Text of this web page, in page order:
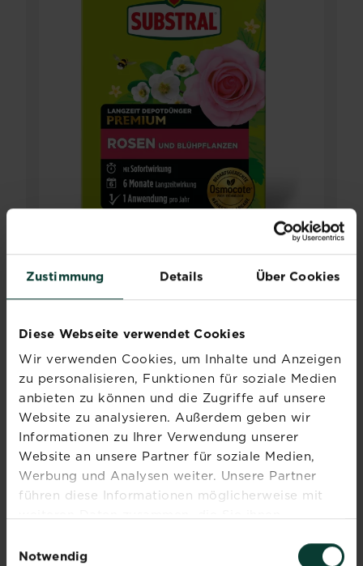
Zustimmung Details Über Cookies
Diese Webseite verwendet Cookies
Wir verwenden Cookies, um Inhalte und Anzeigen
zu personalisieren, Funktionen für soziale Medien
anbieten zu können und die Zugriffe auf unsere
Website zu analysieren. Außerdem geben wir
Informationen zu Ihrer Verwendung unserer
Website an unsere Partner für soziale Medien,
Werbung und Analysen weiter. Unsere Partner
führen diese Informationen möglicherweise mit
weiteren Daten zusammen, die Sie ihnen
Nutzung der Dienste gesammelt haben.
Notwendig
SUBSTRAL
Langzeit Depotdünger für
Rosen & Blühpflanzen
SUBSTRAL® Langzeit Depotdünger
NEUES DESIGN